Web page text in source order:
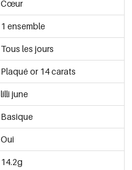
Cœur
1 ensemble
Tous les jours
Plaqué or 14 carats
lilli june
Basique
Oui
14.2g